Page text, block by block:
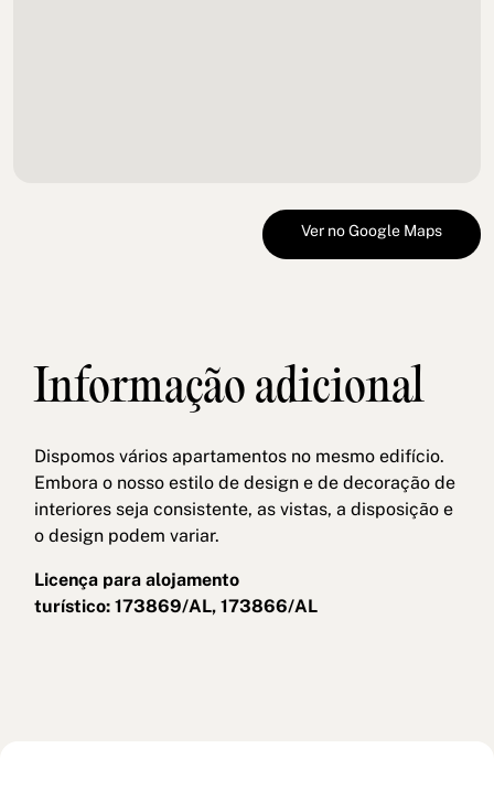
Ver no Google Maps
Informação adicional
Dispomos vários apartamentos no mesmo edifício.
Embora o nosso estilo de design e de decoração de
interiores seja consistente, as vistas, a disposição e
o design podem variar.
Licença para alojamento
turístico: 173869/AL, 173866/AL